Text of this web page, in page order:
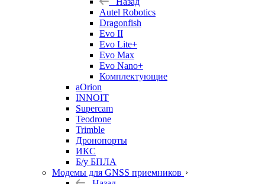
Autel Robotics
Dragonfish
Evo II
Evo Lite+
Evo Max
Evo Nano+
Комплектующие
aOrion
INNOIT
Supercam
Teodrone
Trimble
Дронопорты
ИКС
Б/у БПЛА
Модемы для GNSS приемников